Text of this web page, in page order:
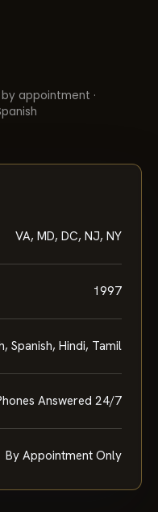
appointment ·
VA, MD, DC, NJ, NY
1997
Spanish, Hindi, Tamil
Answered 24/7
By Appointment Only